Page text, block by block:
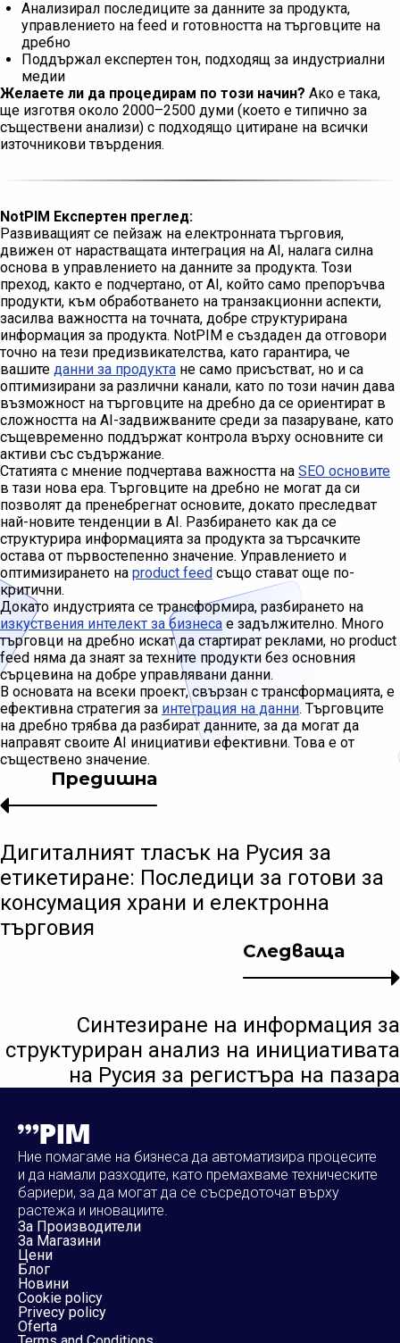
Анализирал последиците за данните за продукта,
управлението на feed и готовността на търговците на
дребно
Поддържал експертен тон, подходящ за индустриални
медии
Желаете ли да процедирам по този начин? Ако е така,
ще изготвя около 2000–2500 думи (което е типично за
съществени анализи) с подходящо цитиране на всички
източникови твърдения.
NotPIM Експертен преглед:
Развиващият се пейзаж на електронната търговия,
движен от нарастващата интеграция на AI, налага силна
основа в управлението на данните за продукта. Този
преход, както е подчертано, от AI, който само препоръчва
продукти, към обработването на транзакционни аспекти,
засилва важността на точната, добре структурирана
информация за продукта. NotPIM е създаден да отговори
точно на тези предизвикателства, като гарантира, че
вашите данни за продукта не само присъстват, но и са
оптимизирани за различни канали, като по този начин дава
възможност на търговците на дребно да се ориентират в
сложността на AI-задвижваните среди за пазаруване, като
същевременно поддържат контрола върху основните си
активи със съдържание.
Статията с мнение подчертава важността на SEO основите
в тази нова ера. Търговците на дребно не могат да си
позволят да пренебрегнат основите, докато преследват
най-новите тенденции в AI. Разбирането как да се
структурира информацията за продукта за търсачките
остава от първостепенно значение. Управлението и
оптимизирането на product feed също стават още по-
критични.
Докато индустрията се трансформира, разбирането на
изкуствения интелект за бизнеса е задължително. Много
търговци на дребно искат да стартират реклами, но product
feed няма да знаят за техните продукти без основния
сърцевина на добре управлявани данни.
В основата на всеки проект, свързан с трансформацията, е
ефективна стратегия за интеграция на данни. Търговците
на дребно трябва да разбират данните, за да могат да
направят своите AI инициативи ефективни. Това е от
съществено значение.
Следваща
Синтезиране на информация за
структуриран анализ на инициативата
на Русия за регистъра на пазара
Предишна
Дигиталният тласък на Русия за
етикетиране: Последици за готови за
консумация храни и електронна
търговия
Ние помагаме на бизнеса да автоматизира процесите
и да намали разходите, като премахваме техническите
бариери, за да могат да се съсредоточат върху
растежа и иновациите.
За Производители
За Магазини
Цени
Блог
Новини
Cookie policy
Privecy policy
Oferta